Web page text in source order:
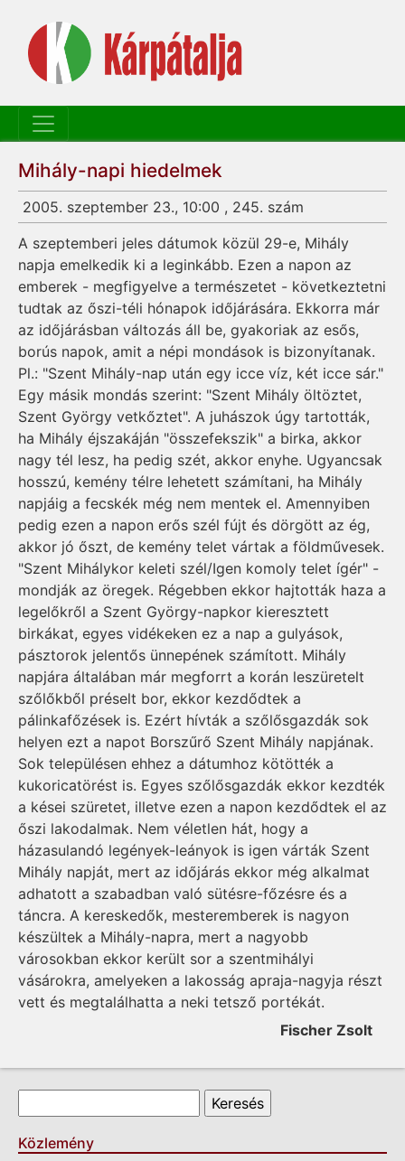
Mihály-napi hiedelmek
2005. szeptember 23., 10:00 , 245. szám
A szeptemberi jeles dátumok közül 29-e, Mihály
napja emelkedik ki a leginkább. Ezen a napon az
emberek - megfigyelve a természetet - következtetni
tudtak az őszi-téli hónapok időjárására. Ekkorra már
az időjárásban változás áll be, gyakoriak az esős,
borús napok, amit a népi mondások is bizonyítanak.
Pl.: "Szent Mihály-nap után egy icce víz, két icce sár."
Egy másik mondás szerint: "Szent Mihály öltöztet,
Szent György vetkőztet". A juhászok úgy tartották,
ha Mihály éjszakáján "összefekszik" a birka, akkor
nagy tél lesz, ha pedig szét, akkor enyhe. Ugyancsak
hosszú, kemény télre lehetett számítani, ha Mihály
napjáig a fecskék még nem mentek el. Amennyiben
pedig ezen a napon erős szél fújt és dörgött az ég,
akkor jó őszt, de kemény telet vártak a földművesek.
"Szent Mihálykor keleti szél/Igen komoly telet ígér" -
mondják az öregek. Régebben ekkor hajtották haza a
legelőkről a Szent György-napkor kieresztett
birkákat, egyes vidékeken ez a nap a gulyások,
pásztorok jelentős ünnepének számított. Mihály
napjára általában már megforrt a korán leszüretelt
szőlőkből préselt bor, ekkor kezdődtek a
pálinkafőzések is. Ezért hívták a szőlősgazdák sok
helyen ezt a napot Borszűrő Szent Mihály napjának.
Sok településen ehhez a dátumhoz kötötték a
kukoricatörést is. Egyes szőlősgazdák ekkor kezdték
a kései szüretet, illetve ezen a napon kezdődtek el az
őszi lakodalmak. Nem véletlen hát, hogy a
házasulandó legények-leányok is igen várták Szent
Mihály napját, mert az időjárás ekkor még alkalmat
adhatott a szabadban való sütésre-főzésre és a
táncra. A kereskedők, mesteremberek is nagyon
készültek a Mihály-napra, mert a nagyobb
városokban ekkor került sor a szentmihályi
vásárokra, amelyeken a lakosság apraja-nagyja részt
vett és megtalálhatta a neki tetsző portékát.
Fischer Zsolt
Keresés űrlap
Közlemény